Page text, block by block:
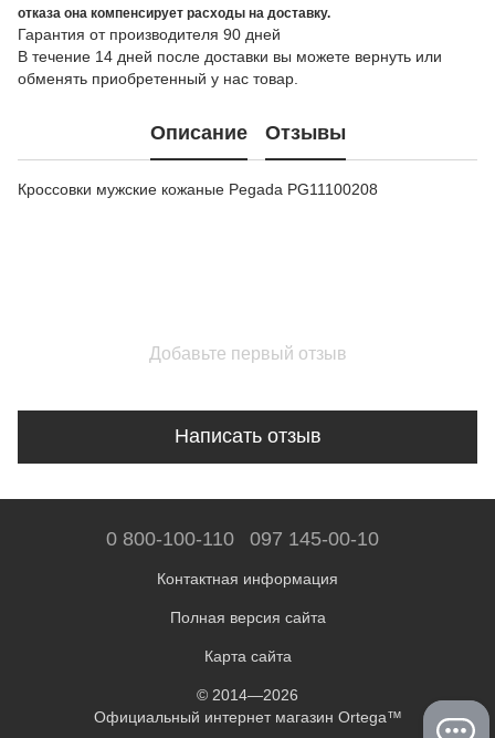
отказа она компенсирует расходы на доставку.
Гарантия от производителя 90 дней
В течение 14 дней после доставки вы можете вернуть или
обменять приобретенный у нас товар.
Описание Отзывы
Кроссовки мужские кожаные Pegada PG11100208
Добавьте первый отзыв
Написать отзыв
0 800-100-110 097 145-00-10
Контактная информация
Полная версия сайта
Карта сайта
© 2014—2026
Официальный интернет магазин Ortega™